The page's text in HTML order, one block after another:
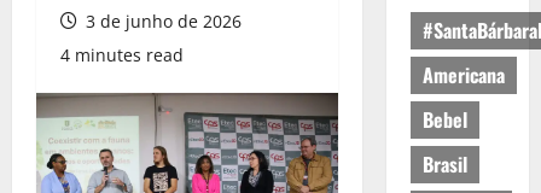
3 de junho de 2026
4 minutes read
Americana
Bebel
Brasil